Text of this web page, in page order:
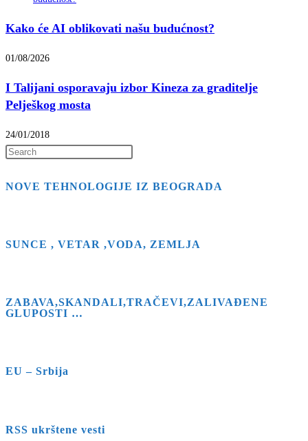
Kako će AI oblikovati našu budućnost?
01/08/2026
I Talijani osporavaju izbor Kineza za graditelje
Pelješkog mosta
24/01/2018
to
NOVE TEHNOLOGIJE IZ BEOGRADA
SUNCE , VETAR ,VODA, ZEMLJA
ZABAVA,SKANDALI,TRAČEVI,ZALIVAĐENE
GLUPOSTI …
EU – Srbija
RSS ukrštene vesti